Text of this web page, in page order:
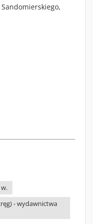
- wydawnictwa